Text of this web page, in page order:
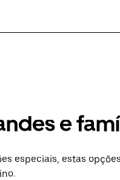
e
especiais, estas